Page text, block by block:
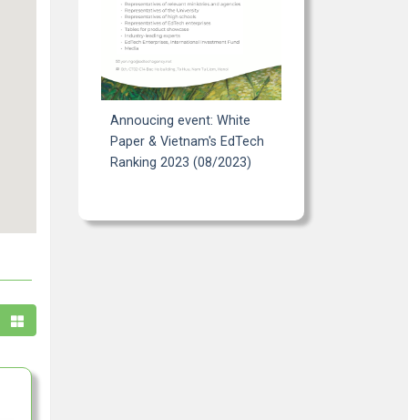
Annoucing event: White
Paper & Vietnam's EdTech
Ranking 2023 (08/2023)